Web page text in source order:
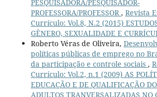
PESQUISADORA/PESQUISADOR-
PROFESSORA/PROFESSOR , Revista
Currículo: Vol.8, N.2 (2015) ESTUDOS
GÊNERO, SEXUALIDADE E
Roberto Véras de Oliveira,
políticas públicas de emprego no
da participação e controle sociais ,
Currículo: Vol.2, n.1 (2009) AS
EDUCAÇÃO E DE QUALIFICAÇÃO
ADULTOS TRANVERSALIZADAS NO